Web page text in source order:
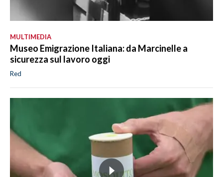
MULTIMEDIA
Museo Emigrazione Italiana: da Marcinelle a
sicurezza sul lavoro oggi
Red